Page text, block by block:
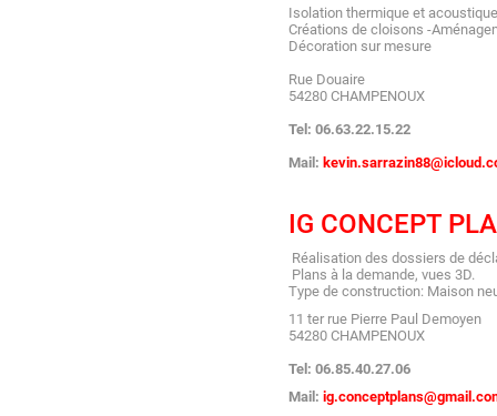
Isolation thermique et
Créations de cloisons -
Décoration sur mesure
Rue Douaire
54280 CHAMPENOUX
Tel: 06.63.22.15.22
Mail:
IG CONCEPT
Réalisation des dossiers de
Plans à la demande, vues 3D.
Type de construction: Maison
11 ter rue Pierre Paul Demoyen
54280 CHAMPENOUX
Tel: 06.85.40.27.06
Mail: